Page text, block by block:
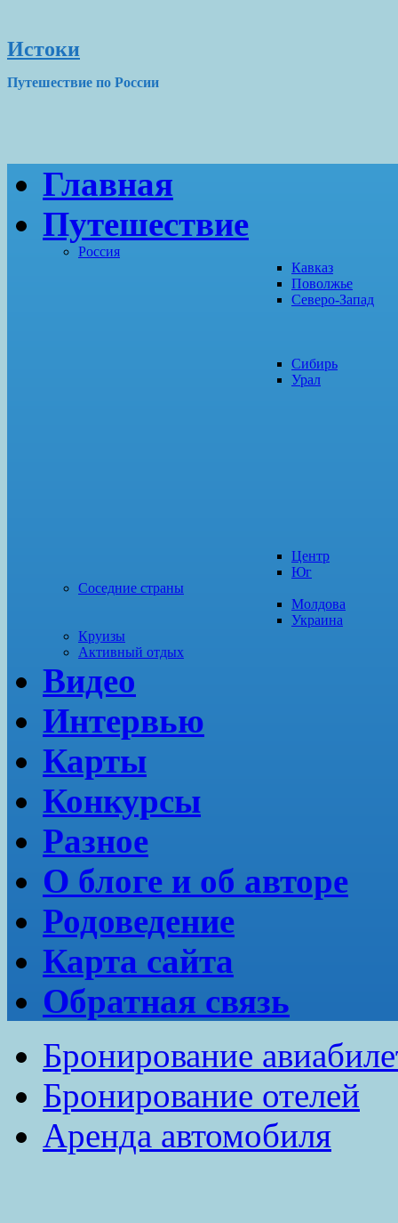
Истоки
Путешествие по России
Главная
Путешествие
Россия
Кавказ
Поволжье
Северо-Запад
Сибирь
Урал
Центр
Юг
Соседние страны
Молдова
Украина
Круизы
Активный отдых
Видео
Интервью
Карты
Конкурсы
Разное
О блоге и об авторе
Родоведение
Карта сайта
Обратная связь
Бронирование
Бронирование отелей
Аренда автомобиля